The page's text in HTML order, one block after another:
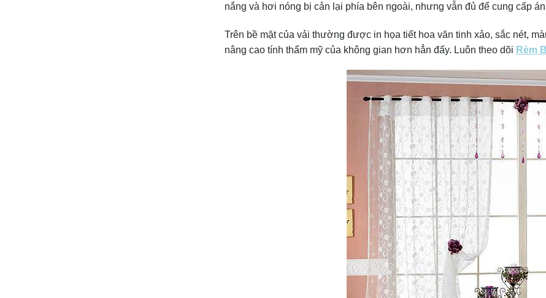
nắng và hơi nóng bị cản lại phía bên ngoài, nhưng vẫn đủ để cung cấp
Trên bề mặt của vải thường được in họa tiết hoa văn tinh xảo, sắc nét,
nâng cao tính thẩm mỹ của không gian hơn hẳn đấy. Luôn theo dõi Rèm